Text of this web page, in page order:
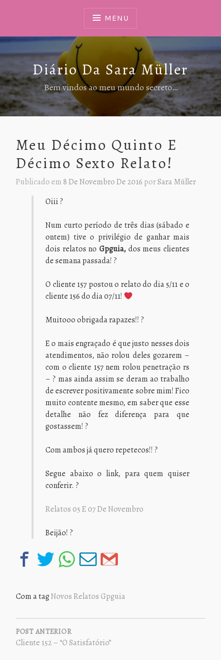
MENU
Diário Da Sara Müller
Bem vindos ao meu mundo secreto…
Meu Décimo Quinto E
Décimo Sexto Relato!
Publicado em 8 De Novembro De 2016 porSara Müller
Oiii ?
Num curto período de três dias (sábado e
ontem) tive o privilégio de ganhar mais
dois relatos no Gpguia, dos meus clientes
de semana passada! ?
O cliente 157 postou o relato do dia 5/11 e o
cliente 156 do dia 07/11!
Muitooo obrigada rapazes!! ?
E o mais engraçado é que justo nesses dois
atendimentos, não rolou deles gozarem –
com o cliente 157 nem rolou penetração rs
– ? mas ainda assim se deram ao trabalho
de escrever positivamente sobre mim! Fico
muito contente mesmo, em saber que esse
detalhe não fez diferença para que
gostassem! ?
Com ambos já quero repetecos!! ?
Segue abaixo o link, para quem quiser
conferir. ?
Relatos 05 E 07 De Novembro
Beijão! ?
Com a tagNovos Relatos Gpguia
NAVEGAÇÃO
DE
POST
POST ANTERIOR
Cliente 152 – “O Satisfatório”